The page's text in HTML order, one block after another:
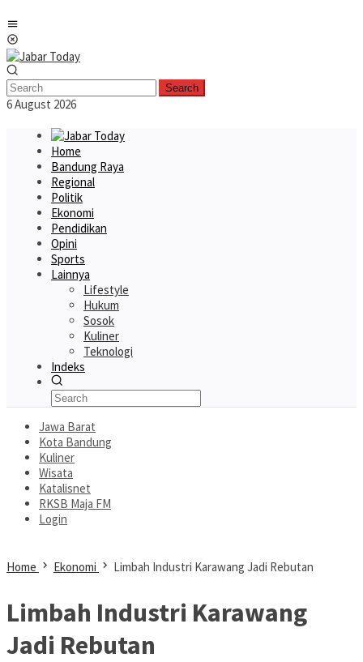
to
content
Search
6 August 2026
Home
Bandung Raya
Regional
Politik
Ekonomi
Pendidikan
Opini
Sports
Lainnya
Lifestyle
Hukum
Sosok
Kuliner
Teknologi
Indeks
Jawa Barat
Kota Bandung
Kuliner
Wisata
Katalisnet
RKSB Maja FM
Login
Home Ekonomi Limbah Industri Karawang Jadi Rebutan
Limbah Industri Karawang
Jadi Rebutan